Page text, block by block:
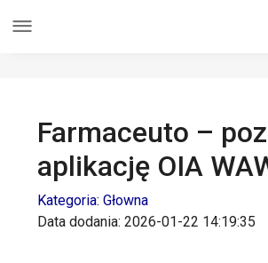
Farmaceuto –
aplikację OIA
Kategoria: Głowna
Data dodania: 2026-01-22 14:19:35